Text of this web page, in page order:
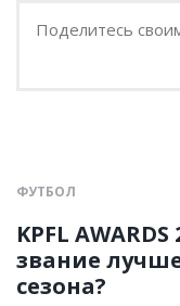
ФУТБОЛ
KPFL
звание
сезона?